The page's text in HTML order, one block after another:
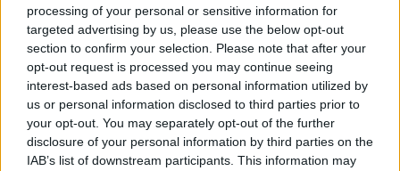
processing of your personal or sensitive information for
targeted advertising by us, please use the below opt-out
section to confirm your selection. Please note that after your
opt-out request is processed you may continue seeing
interest-based ads based on personal information utilized by
us or personal information disclosed to third parties prior to
your opt-out. You may separately opt-out of the further
disclosure of your personal information by third parties on the
IAB’s list of downstream participants. This information may
ΔΕΊΤΕ ΌΛΑ ΤΑ ΆΡΘΡΑ
BEST OF NETWORK